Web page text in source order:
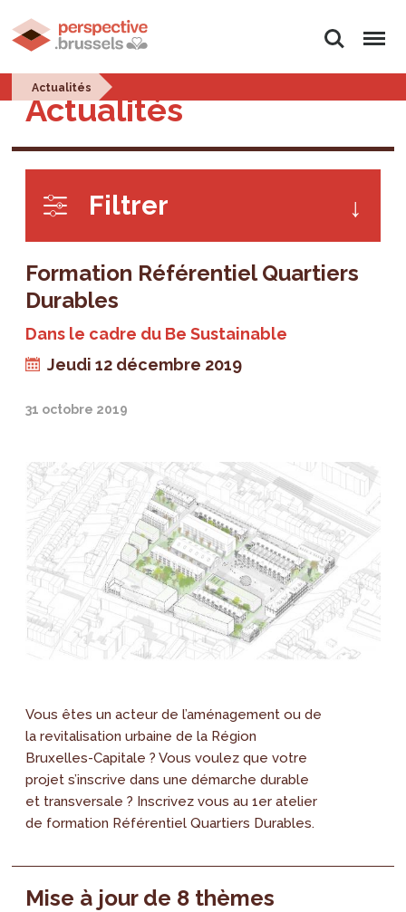
Rechercher
Menu
Actualités
Actualités
Filtrer
Formation Référentiel Quartiers
Durables
Dans le cadre du Be Sustainable
Jeudi 12 décembre 2019
31 octobre 2019
Vous êtes un acteur de l’aménagement ou de
la revitalisation urbaine de la Région
Bruxelles-Capitale ? Vous voulez que votre
projet s’inscrive dans une démarche durable
et transversale ? Inscrivez vous au 1er atelier
de formation Référentiel Quartiers Durables.
Mise à jour de 8 thèmes